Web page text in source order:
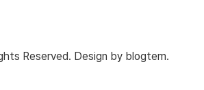
Reserved. Design by blogtem.